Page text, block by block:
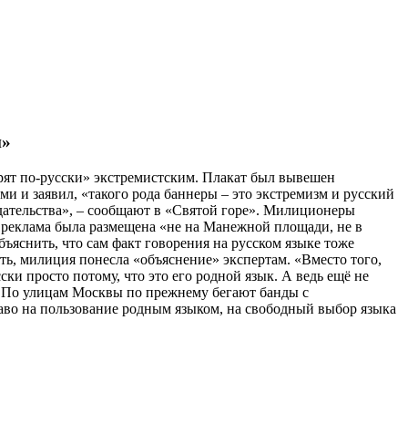
по-русски» экстремистским. Плакат был вывешен
и заявил, «такого рода баннеры – это экстремизм и русский
– сообщают в «Святой горе». Милиционеры
реклама была размещена «не на Манежной площади, не в
что сам факт говорения на русском языке тоже
милиция понесла «объяснение» экспертам. «Вместо того,
просто потому, что это его родной язык. А ведь ещё не
улицам Москвы по прежнему бегают банды с
на пользование родным языком, на свободный выбор языка